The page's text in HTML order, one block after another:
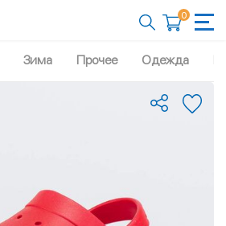
0
Зима Прочее Одежда